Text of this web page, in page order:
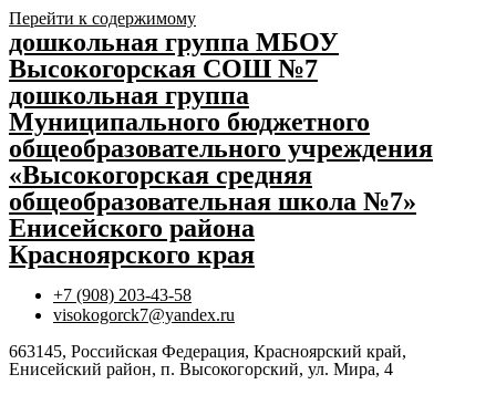
Перейти к содержимому
дошкольная группа МБОУ
Высокогорская СОШ №7
дошкольная группа
Муниципального бюджетного
общеобразовательного учреждения
«Высокогорская средняя
общеобразовательная школа №7»
Енисейского района
Красноярского края
+7 (908) 203-43-58
visokogorck7@yandex.ru
663145, Российская Федерация, Красноярский край,
Енисейский район, п. Высокогорский, ул. Мира, 4